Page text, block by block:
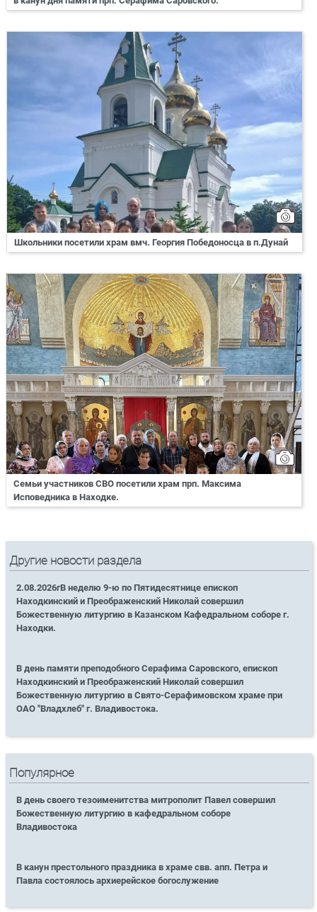
Школьники посетили храм вмч. Георгия Победоносца в п.Дунай
Семьи участников СВО посетили храм прп. Максима
Исповедника в Находке.
Другие новости раздела
2.08.2026гВ неделю 9-ю по Пятидесятнице епископ
Находкинский и Преображенский Николай совершил
Божественную литургию в Казанском Кафедральном соборе г.
Находки.
В день памяти преподобного Серафима Саровского, епископ
Находкинский и Преображенский Николай совершил
Божественную литургию в Свято-Серафимовском храме при
ОАО "Владхлеб" г. Владивостока.
Популярное
В день своего тезоименитства митрополит Павел совершил
Божественную литургию в кафедральном соборе
Владивостока
В канун престольного праздника в храме свв. апп. Петра и
Павла состоялось архиерейское богослужение